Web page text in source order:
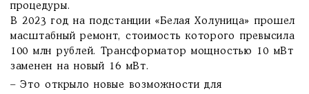
процедуры.
В 2023 год на подстанции «Белая Холуница» прошел
масштабный ремонт, стоимость которого превысила
100 млн рублей. Трансформатор мощностью 10 мВт
заменен на новый 16 мВт.
– Это открыло новые возможности для